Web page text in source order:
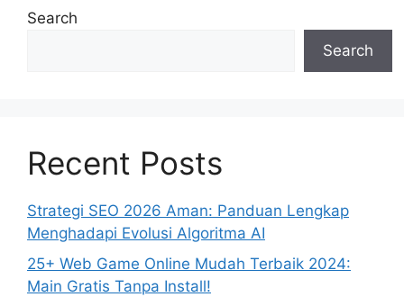
Search
Search
Recent Posts
Strategi SEO 2026 Aman: Panduan Lengkap
Menghadapi Evolusi Algoritma AI
25+ Web Game Online Mudah Terbaik 2024:
Main Gratis Tanpa Install!